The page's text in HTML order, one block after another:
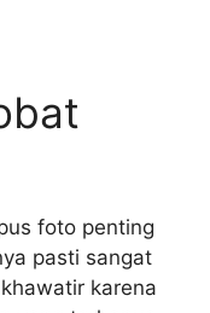
foto penting
pasti sangat
karena